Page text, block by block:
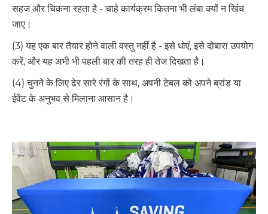
सहज और चिकना रहता है - चाहे कार्यक्रम कितना भी लंबा क्यों न खिंच
जाए।
(3) यह एक बार तैयार होने वाली वस्तु नहीं है - इसे धोएं, इसे दोबारा उपयोग
करें, और यह अभी भी पहली बार की तरह ही तेज दिखता है।
(4) चुनने के लिए ढेर सारे रंगों के साथ, अपनी टेबल को अपने ब्रांड या
ईवेंट के अनुभव से मिलाना आसान है।